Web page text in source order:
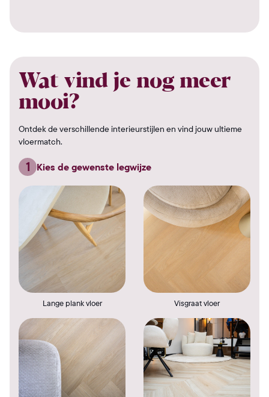
Wat vind je nog meer
mooi?
Ontdek de verschillende interieurstijlen en vind jouw ultieme
vloermatch.
1 Kies de gewenste legwijze
Lange plank vloer Visgraat vloer